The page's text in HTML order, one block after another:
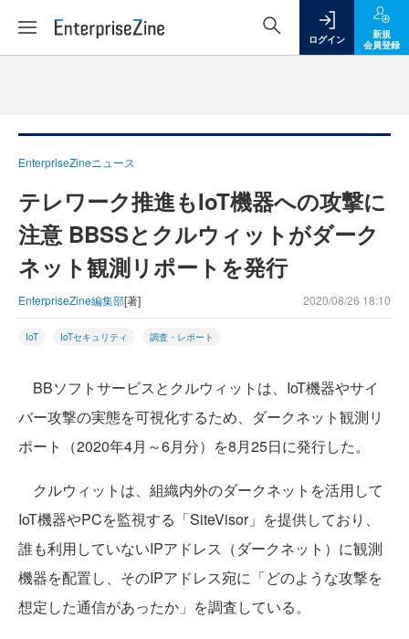
ログイン
新規
会員登録
EnterpriseZineニュース
テレワーク推進もIoT機器への攻撃に
注意 BBSSとクルウィットがダーク
ネット観測リポートを発行
EnterpriseZine編集部[著] 2020/08/26 18:10
IoT IoTセキュリティ 調査・レポート
BBソフトサービスとクルウィットは、IoT機器やサイ
バー攻撃の実態を可視化するため、ダークネット観測リ
ポート（2020年4月～6月分）を8月25日に発行した。
クルウィットは、組織内外のダークネットを活用して
IoT機器やPCを監視する「SiteVisor」を提供しており、
誰も利用していないIPアドレス（ダークネット）に観測
機器を配置し、そのIPアドレス宛に「どのような攻撃を
想定した通信があったか」を調査している。